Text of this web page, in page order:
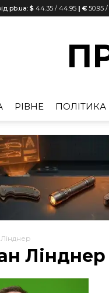
pb.ua: $ 44.35 / 44.95 | € 50.95 /
РІВНЕ ПОЛІТИКА
Лінднер
Лінднер